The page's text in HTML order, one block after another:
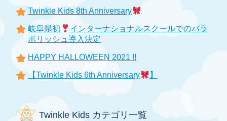
Twinkle Kids 8th Anniversary
岐阜県初
インターナショナルスクールでのバラ
ボリッシュ導入決定
HAPPY HALLOWEEN 2021 !!
【Twinkle Kids 6th Anniversary 】
Twinkle Kids カテゴリ一覧